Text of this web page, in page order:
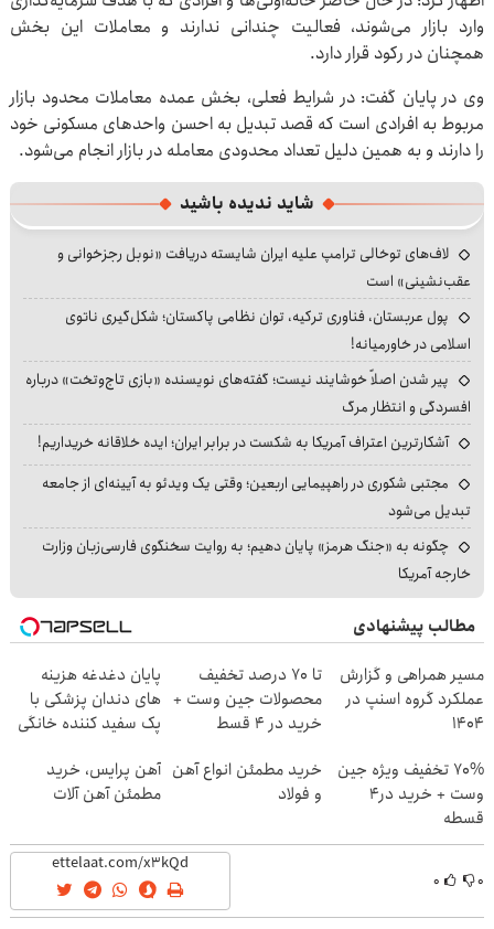
وارد بازار می‌شوند، فعالیت چندانی ندارند و معاملات این بخش
همچنان در رکود قرار دارد.
وی در پایان گفت: در شرایط فعلی، بخش عمده معاملات محدود بازار
مربوط به افرادی است که قصد تبدیل به احسن واحدهای مسکونی خود
را دارند و به همین دلیل تعداد محدودی معامله در بازار انجام می‌شود.
شاید ندیده باشید
لاف‌های توخالی ترامپ علیه ایران شایسته دریافت «نوبل رجزخوانی و
عقب‌نشینی» است
پول عربستان، فناوری ترکیه، توان نظامی پاکستان؛ شکل‌گیری ناتوی
اسلامی در خاورمیانه!
پیر شدن اصلاً خوشایند نیست؛ گفته‌های نویسنده «بازی تاج‌وتخت» درباره
افسردگی و انتظار مرگ
آشکارترین اعتراف آمریکا به شکست در برابر ایران؛ ایده خلاقانه خریداریم!
مجتبی شکوری در راهپیمایی اربعین؛ وقتی یک ویدئو به آیینه‌ای از جامعه
تبدیل می‌شود
چگونه به «جنگ هرمز» پایان دهیم؛ به روایت سخنگوی فارسی‌زبان وزارت
خارجه آمریکا
مطالب پیشنهادی
مسیر همراهی و گزارش
عملکرد گروه اسنپ در
۱۴۰۴
تا 70 درصد تخفیف
محصولات جین وست +
خرید در 4 قسط
پایان دغدغه هزینه
های دندان پزشکی با
پک سفید کننده خانگی
70% تخفیف ویژه جین
وست + خرید در4
قسطه
خرید مطمئن انواع آهن
و فولاد
آهن پرایس، خرید
مطمئن آهن آلات
۰ ۰